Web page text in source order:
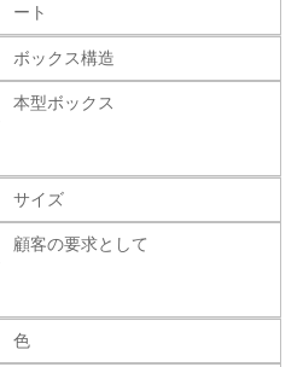
ート
ボックス構造
本型ボックス
サイズ
顧客の要求として
色